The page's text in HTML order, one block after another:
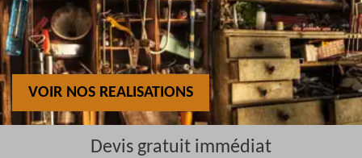
VOIR NOS REALISATIONS
Devis gratuit immédiat